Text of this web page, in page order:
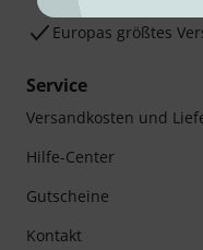
Europas größtes
Service
Versandkosten und
Hilfe-Center
Gutscheine
Kontakt